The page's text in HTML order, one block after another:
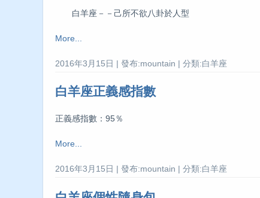
白羊座－－己所不欲八卦於人型
More...
2016年3月15日 | 發布:mountain | 分類:白羊座
白羊座正義感指數
正義感指數：95％
More...
2016年3月15日 | 發布:mountain | 分類:白羊座